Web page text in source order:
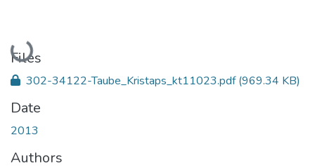
Loading...
Files
302-34122-Taube_Kristaps_kt11023.pdf(969.34 KB)
Date
2013
Authors